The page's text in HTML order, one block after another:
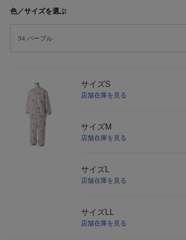
色／サイズを選ぶ
サイズS
店舗在庫を見る
サイズM
店舗在庫を見る
サイズ
店舗在庫を見る
サイズ
店舗在庫を見る